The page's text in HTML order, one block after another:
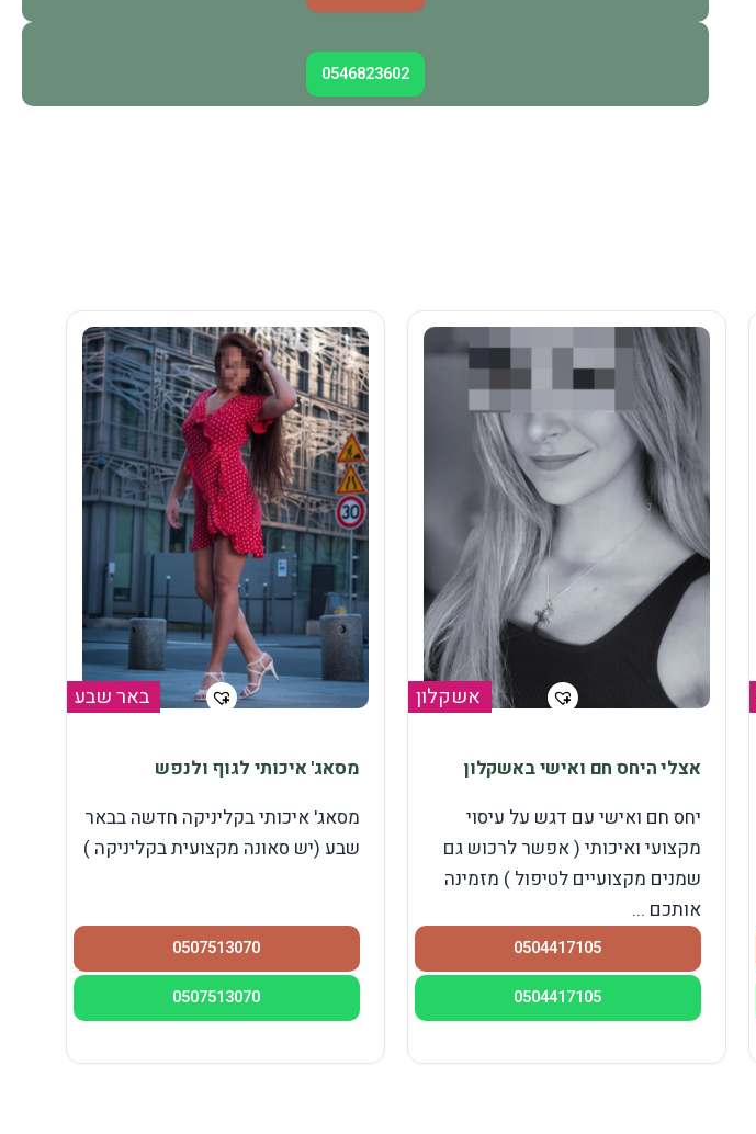
0546823602
אשקלון
אצלי היחס חם ואישי באשקלון
יחס חם ואישי עם דגש על עיסוי
מקצועי ואיכותי ( אפשר לרכוש גם
שמנים מקצועיים לטיפול ) מזמינה
אותכם ...
0504417105
0504417105
באר שבע
מסאג' איכותי לגוף ולנפש
מסאג' איכותי בקליניקה חדשה בבאר
שבע (יש סאונה מקצועית בקליניקה )
0507513070
0507513070